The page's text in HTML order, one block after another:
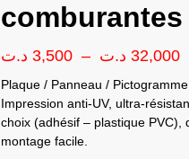
comburantes
3,500 د.ت – 32,000 د.ت
Plaque / Panneau /
Impression anti-UV, ultra-
choix (adhésif – plastique PVC),
montage facile.